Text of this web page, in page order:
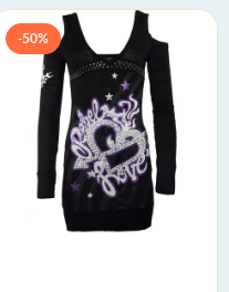
-50%